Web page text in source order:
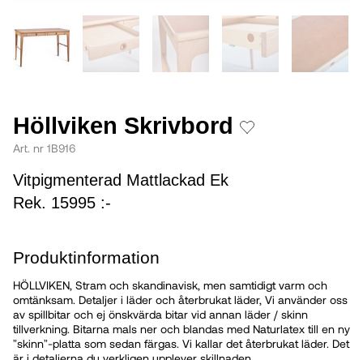
Höllviken Skrivbord
Art. nr 1B916
Vitpigmenterad Mattlackad Ek
Rek. 15995 :-
Produktinformation
HÖLLVIKEN, Stram och skandinavisk, men samtidigt varm och
omtänksam. Detaljer i läder och återbrukat läder, Vi använder oss
av spillbitar och ej önskvärda bitar vid annan läder / skinn
tillverkning. Bitarna mals ner och blandas med Naturlatex till en ny
”skinn”-platta som sedan färgas. Vi kallar det återbrukat läder. Det